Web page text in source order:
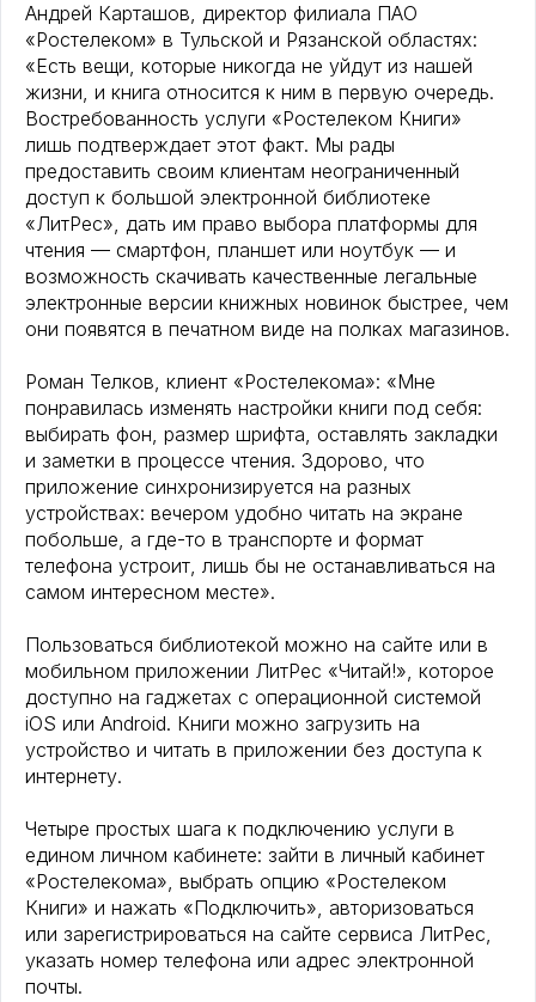
Андрей Карташов, директор филиала ПАО
«Ростелеком» в Тульской и Рязанской областях:
«Есть вещи, которые никогда не уйдут из нашей
жизни, и книга относится к ним в первую очередь.
Востребованность услуги «Ростелеком Книги»
лишь подтверждает этот факт. Мы рады
предоставить своим клиентам неограниченный
доступ к большой электронной библиотеке
«ЛитРес», дать им право выбора платформы для
чтения — смартфон, планшет или ноутбук — и
возможность скачивать качественные легальные
электронные версии книжных новинок быстрее, чем
они появятся в печатном виде на полках магазинов.
Роман Телков, клиент «Ростелекома»: «Мне
понравилась изменять настройки книги под себя:
выбирать фон, размер шрифта, оставлять закладки
и заметки в процессе чтения. Здорово, что
приложение синхронизируется на разных
устройствах: вечером удобно читать на экране
побольше, а где-то в транспорте и формат
телефона устроит, лишь бы не останавливаться на
самом интересном месте».
Пользоваться библиотекой можно на сайте или в
мобильном приложении ЛитРес «Читай!», которое
доступно на гаджетах с операционной системой
iOS или Android. Книги можно загрузить на
устройство и читать в приложении без доступа к
интернету.
Четыре простых шага к подключению услуги в
едином личном кабинете: зайти в личный кабинет
«Ростелекома», выбрать опцию «Ростелеком
Книги» и нажать «Подключить», авторизоваться
или зарегистрироваться на сайте сервиса ЛитРес,
указать номер телефона или адрес электронной
почты.